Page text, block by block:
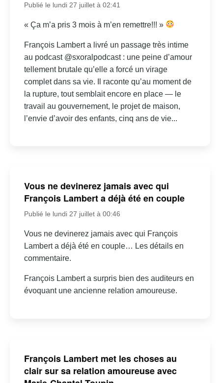
Publié le lundi 27 juillet à 02:41
« Ça m’a pris 3 mois à m’en remettre!!! »
François Lambert a livré un passage très intime
au podcast @sxoralpodcast : une peine d’amour
tellement brutale qu’elle a forcé un virage
complet dans sa vie. Il raconte qu’au moment de
la rupture, tout semblait encore en place — le
travail au gouvernement, le projet de maison,
l’envie d’avoir des enfants, cinq ans de vie...
Vous ne devinerez jamais avec qui
François Lambert a déjà été en couple
Publié le lundi 27 juillet à 00:46
Vous ne devinerez jamais avec qui François
Lambert a déjà été en couple… Les détails en
commentaire.
François Lambert a surpris bien des auditeurs en
évoquant une ancienne relation amoureuse.
François Lambert met les choses au
clair sur sa relation amoureuse avec